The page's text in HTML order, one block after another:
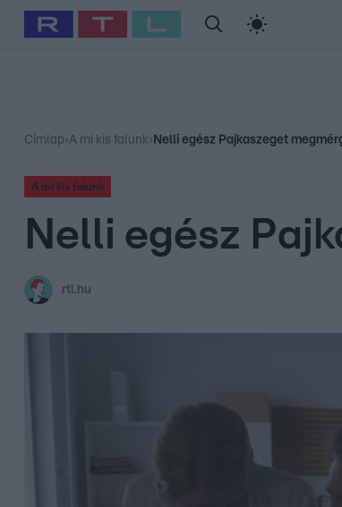
Babits Marcella Szellő István Most Wanted
Címlap›A mi kis falunk› Nelli egész Pajkaszeget
A mi kis falunk
Nelli egész
rtl.hu